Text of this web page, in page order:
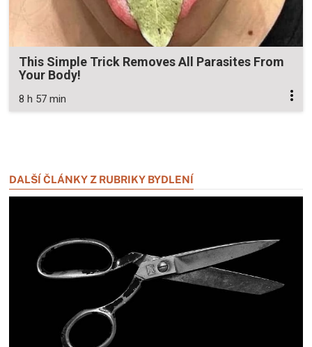
This Simple Trick Removes All Parasites From
Your Body!
8 h 57 min
DALŠÍ ČLÁNKY Z RUBRIKY BYDLENÍ